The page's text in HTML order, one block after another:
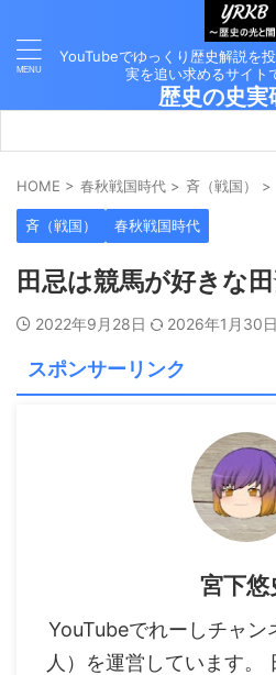
YouTubeでゆっくり歴史解説を
実を追い求めるサイト
歴史の史実
HOME > 春秋戦国時代 > 斉（戦国） >
斉（戦国） 春秋戦国時代
田忌は競馬が好きな
2022年9月28日 2026年1月30日
スポンサーリンク
宮下悠
YouTubeでれーしチャン
人）を運営しています。